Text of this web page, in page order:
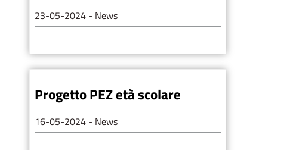
23-05-2024 - News
Progetto PEZ età scolare
16-05-2024 - News